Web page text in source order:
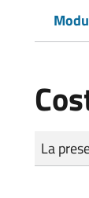
Tipo di
Importo
La